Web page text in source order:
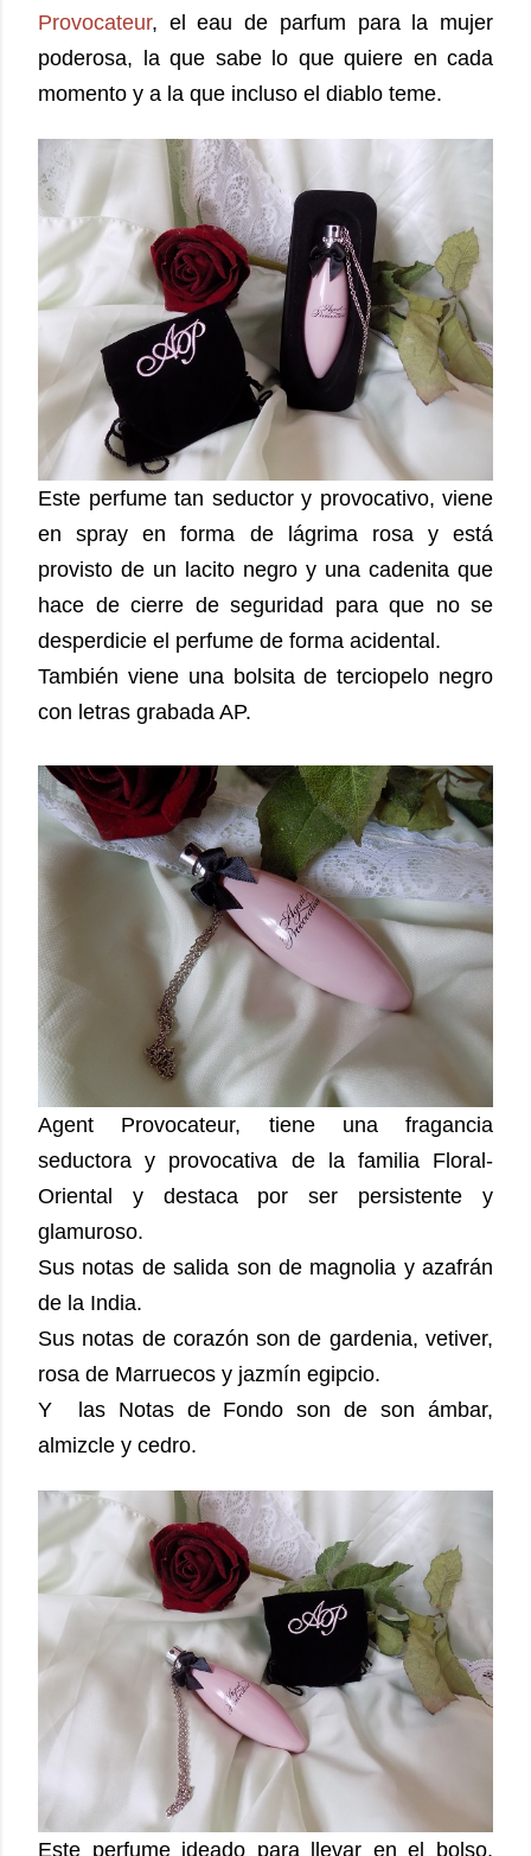
Provocateur, el eau de parfum para la mujer
poderosa, la que sabe lo que quiere en cada
momento y a la que incluso el diablo teme.
Este perfume tan seductor y provocativo, viene
en spray en forma de lágrima rosa y está
provisto de un lacito negro y una cadenita que
hace de cierre de seguridad para que no se
desperdicie el perfume de forma acidental.
También viene una bolsita de terciopelo negro
con letras grabada AP.
Agent Provocateur, tiene una fragancia
seductora y provocativa de la familia Floral-
Oriental y destaca por ser persistente y
glamuroso.
Sus notas de salida son de magnolia y azafrán
de la India.
Sus notas de corazón son de gardenia, vetiver,
rosa de Marruecos y jazmín egipcio.
Y las Notas de Fondo son de son ámbar,
almizcle y cedro.
Este perfume ideado para llevar en el bolso,